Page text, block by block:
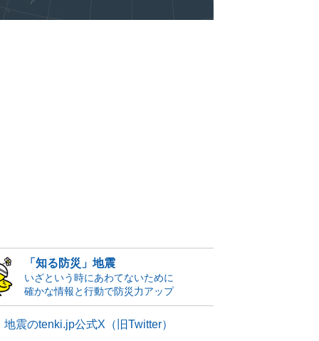
「知る防災」地震
いざという時にあわてないために
確かな情報と行動で防災力アップ
地震のtenki.jp公式X（旧Twitter）